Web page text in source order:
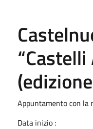
Appuntamento con la
Data inizio :